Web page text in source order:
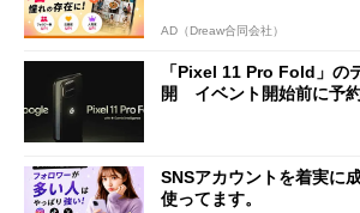
AD（Dreaw合同会社）
「Pixel 11 Pro Fold」の
開 イベント開始前に予
SNSアカウントを着実に
使ってます。